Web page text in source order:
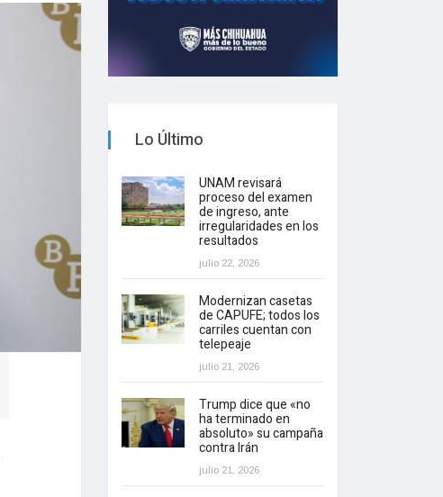
Lo Último
UNAM revisará
proceso del examen
de ingreso, ante
irregularidades en los
resultados
julio 22, 2026
Modernizan casetas
de CAPUFE; todos los
carriles cuentan con
telepeaje
julio 21, 2026
Trump dice que «no
ha terminado en
absoluto» su campaña
contra Irán
julio 21, 2026